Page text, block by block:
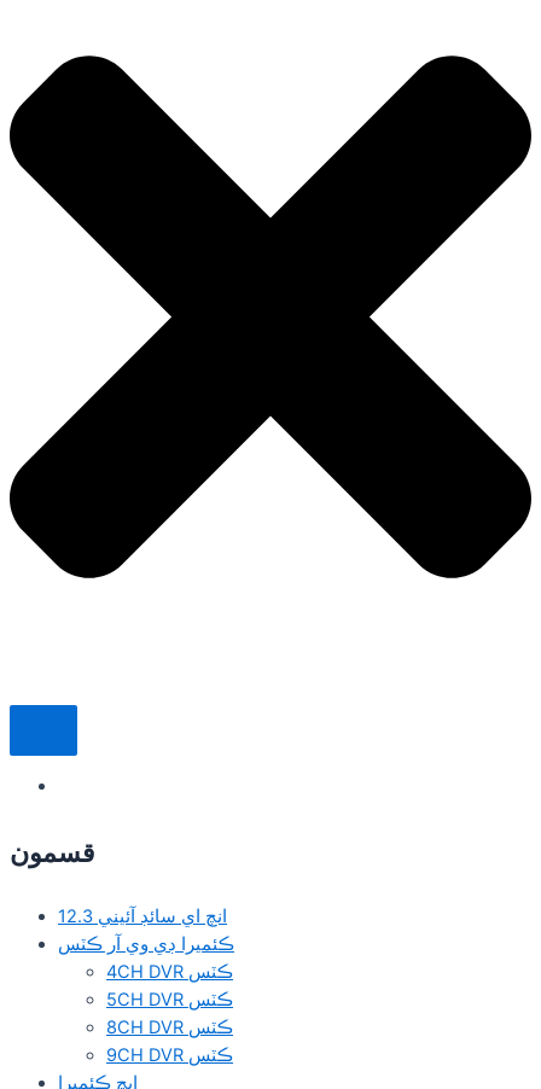
قسمون
12.3 انچ اي سائڊ آئيني
ڪئميرا ڊي وي آر ڪٽس
4CH DVR ڪٽس
5CH DVR ڪٽس
8CH DVR ڪٽس
9CH DVR ڪٽس
ايڇ ڪئميرا